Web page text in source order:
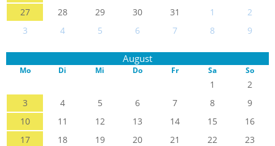
27
28 29 30 31 1
2
3
4 5 6 7 8 9
August
Mo Di Mi Do Fr Sa So
1
2
3
4 5 6 7 8
9
10
11 12 13 14 15
16
17
18 19 20 21 22
23